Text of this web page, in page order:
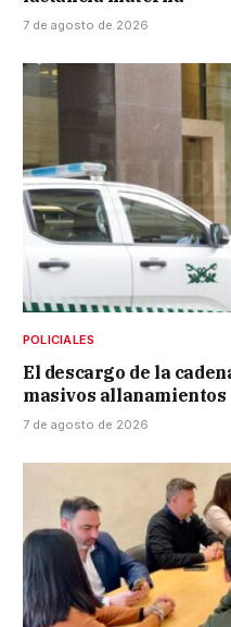
7 de agosto de 2026
POLICIALES
El descargo de la
masivos allanamientos
7 de agosto de 2026